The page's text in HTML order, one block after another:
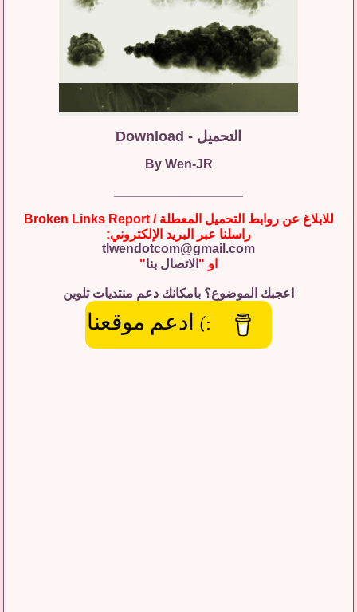
التحميل - Download
By Wen-JR
للابلاغ عن روابط التحميل المعطلة / Broken Links Report
راسلنا عبر البريد الإلكتروني:
tlwendotcom@gmail.com
او " الاتصال بنا"
اعجبك الموضوع؟ بامكانك دعم منتديات تلوين
:) ادعم موقعنا